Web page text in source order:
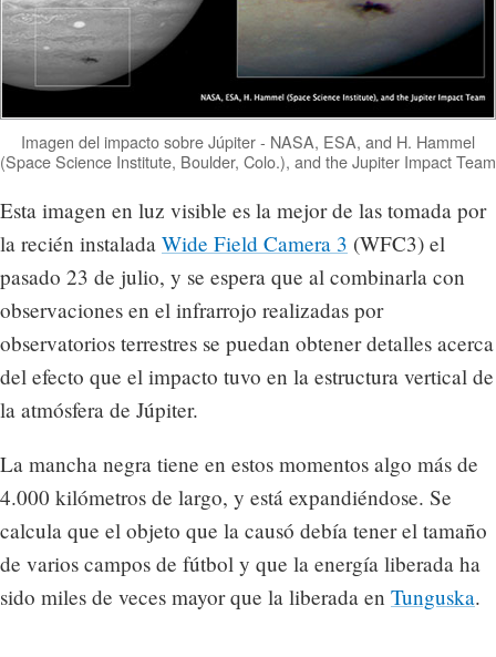
Imagen del impacto sobre Júpiter - NASA, ESA, and H. Hammel
(Space Science Institute, Boulder, Colo.), and the Jupiter Impact Team
Esta imagen en luz visible es la mejor de las tomada por
la recién instalada Wide Field Camera 3 (WFC3) el
pasado 23 de julio, y se espera que al combinarla con
observaciones en el infrarrojo realizadas por
observatorios terrestres se puedan obtener detalles acerca
del efecto que el impacto tuvo en la estructura vertical de
la atmósfera de Júpiter.
La mancha negra tiene en estos momentos algo más de
4.000 kilómetros de largo, y está expandiéndose. Se
calcula que el objeto que la causó debía tener el tamaño
de varios campos de fútbol y que la energía liberada ha
sido miles de veces mayor que la liberada en Tunguska.